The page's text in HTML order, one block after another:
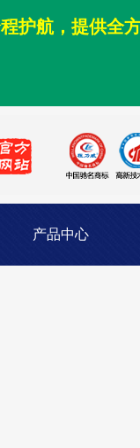
护航，提供全
产品中心